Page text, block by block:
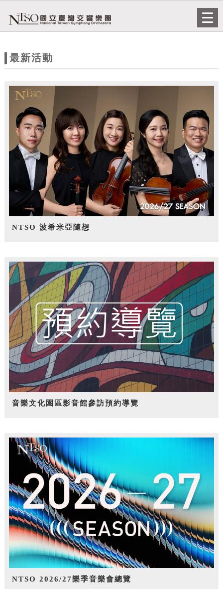
站
題
最新活動
NTSO 波希米亞隨想
音樂文化園區影音館參訪預約導覽
NTSO 2026/27樂季音樂會總覽